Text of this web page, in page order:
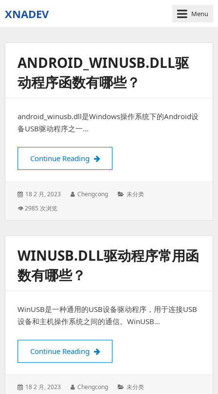
XNADEV Menu
ANDROID_WINUSB.DLL驱
动程序函数有哪些？
android_winusb.dll是Windows操作系统下的Android设
备USB驱动程序之一…
Continue Reading android_winusb.dll驱动程序函数有哪
Posted
18 2 月, 2023 Author:
Chengcong Categories:
未分类
👁 2985 次浏览
WINUSB.DLL驱动程序常用函
数有哪些？
WinUSB是一种通用的USB设备驱动程序，用于连接USB
设备和主机操作系统之间的通信。WinUSB…
Continue Reading winusb.dll驱动程序常用函数有哪些？
Posted
18 2 月, 2023 Author:
Chengcong Categories:
未分类